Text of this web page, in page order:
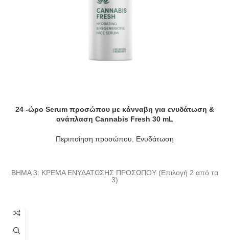
24 -ώρο Serum προσώπου με κάνναβη για ενυδάτωση &
ανάπλαση Cannabis Fresh 30 mL
Περιποίηση προσώπου Ενυδάτωση
ΒΗΜΑ 3: ΚΡΕΜΑ ΕΝΥΔΑΤΩΣΗΣ ΠΡΟΣΩΠΟΥ (Επιλογή 2 από τα
3)